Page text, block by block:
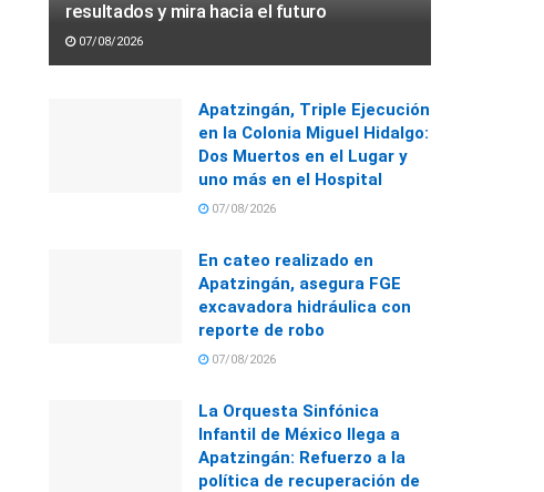
resultados y mira hacia el futuro
07/08/2026
Apatzingán, Triple Ejecución
en la Colonia Miguel Hidalgo:
Dos Muertos en el Lugar y
uno más en el Hospital
07/08/2026
En cateo realizado en
Apatzingán, asegura FGE
excavadora hidráulica con
reporte de robo
07/08/2026
La Orquesta Sinfónica
Infantil de México llega a
Apatzingán: Refuerzo a la
política de recuperación de